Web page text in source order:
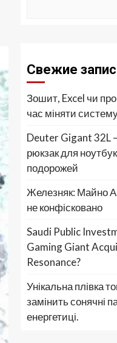
Свежие
Зошит, Excel чи
час міняти
Deuter Gigant 32L
рюкзак для
подорожей
Железняк: Майно
не конфісковано
Saudi Public
Gaming Giant
Resonance?
Унікальна плівка
замінить сонячні
енергетиці.